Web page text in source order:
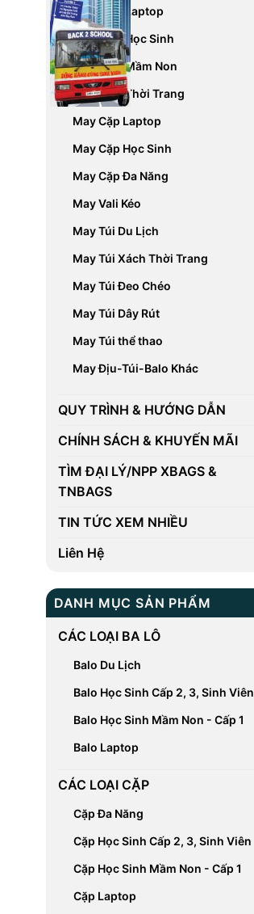
May Balo Laptop
May Balo Học Sinh
May Balo Mầm Non
May Balo Thời Trang
May Cặp Laptop
May Cặp Học Sinh
May Cặp Đa Năng
May Vali Kéo
May Túi Du Lịch
May Túi Xách Thời Trang
May Túi Đeo Chéo
May Túi Dây Rút
May Túi thể thao
May Địu-Túi-Balo Khác
QUY TRÌNH & HƯỚNG DẪN
CHÍNH SÁCH & KHUYẾN MÃI
TÌM ĐẠI LÝ/NPP XBAGS &
TNBAGS
TIN TỨC XEM NHIỀU
Liên Hệ
DANH MỤC SẢN PHẨM
CÁC LOẠI BA LÔ
Balo Du Lịch
Balo Học Sinh Cấp 2, 3, Sinh Viên
Balo Học Sinh Mầm Non - Cấp 1
Balo Laptop
CÁC LOẠI CẶP
Cặp Đa Năng
Cặp Học Sinh Cấp 2, 3, Sinh Viên
Cặp Học Sinh Mầm Non - Cấp 1
Cặp Laptop